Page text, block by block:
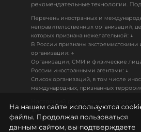
рекомендательные технологии.
Перечень иностранных и
неправительственных организаций,
которых признана нежелательной: ↓
В России признаны
организации: ↓
Организации, СМИ и физические
России иностранными агентами: ↓
Список организаций, в том числе
международных, признанных
18+
Политика конфиденциальности
На нашем сайте используются
файлы. Продолжая пользоваться
данным сайтом, вы подтверждаете